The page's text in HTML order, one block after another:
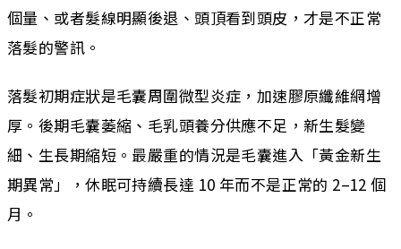
個量、或者髮線明顯後退、頭頂看到頭皮，才是不正常
落髮的警訊。
落髮初期症狀是毛囊周圍微型炎症，加速膠原纖維網增
厚。後期毛囊萎縮、毛乳頭養分供應不足，新生髮變
細、生長期縮短。最嚴重的情況是毛囊進入「黃金新生
期異常」，休眠可持續長達 10 年而不是正常的 2–12 個
月。